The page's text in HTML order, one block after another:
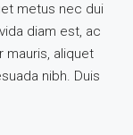
metus nec dui
diam est, ac
mauris, aliquet
nibh. Duis